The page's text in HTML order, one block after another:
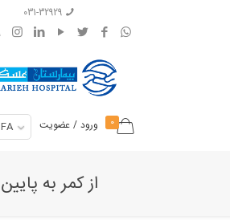
031-32929
0 ورود / عضویت FA
از کمر به پایین